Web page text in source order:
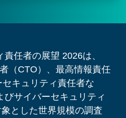
任者の展望 2026は、
（CTO）、最高情報責任
キュリティ責任者な
びサイバーセキュリティ
とした世界規模の調査